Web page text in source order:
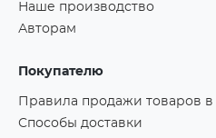
Наше производство
Авторам
Покупателю
Правила продажи товаров
Способы доставки